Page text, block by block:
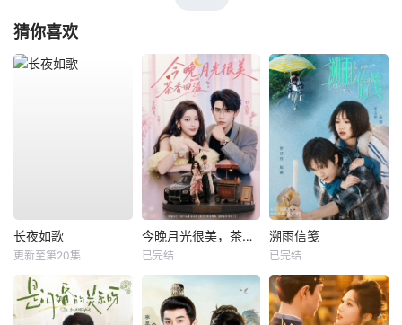
猜你喜欢
长夜如歌
更新至第20集
今晚月光很美，茶香四溢
已完结
溯雨信笺
已完结